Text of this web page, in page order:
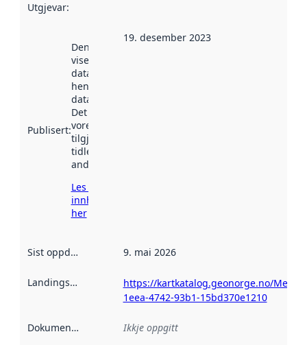
Utgjevar:
Publisert:
Denne datoen
viser når
datasettet vart
henta inn av
data.norge.no.
Det kan ha
vore
tilgjengeleg
tidlegare
andre stader.
Les meir om
innhenting
her
19. desember 2023
Sist oppdatert 9. mai 2026
Landingsside
https://kartkatalog.geonorge.no/
1eea-4742-93b1-15bd370e1210
Dokumentasjon Ikkje oppgitt